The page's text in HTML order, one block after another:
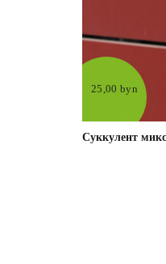
25,00 byn
Суккулент